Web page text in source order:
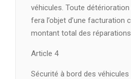
véhicules. Toute
fera l’objet d’une facturation
montant total des
Article 4
Sécurité à bord des véhicules